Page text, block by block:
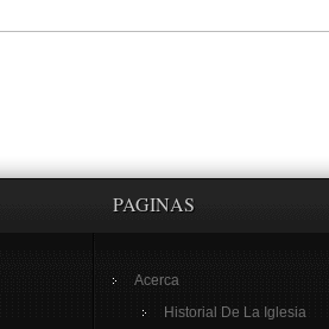
PAGINAS
Acerca
Historial De La Iglesia